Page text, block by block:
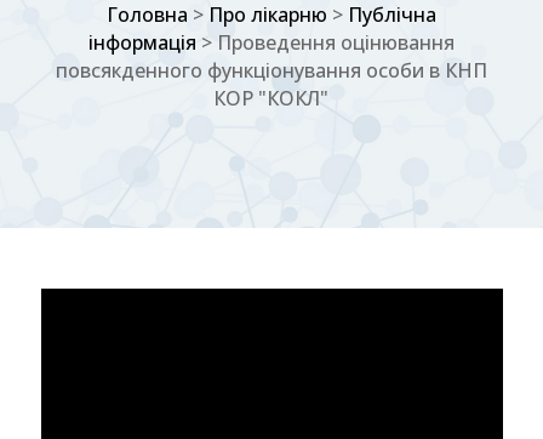
Головна > Про лікарню > Публічна
інформація > Проведення оцінювання
повсякденного функціонування особи в КНП
КОР "КОКЛ"